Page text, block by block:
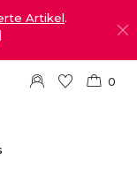
Artikel.
0